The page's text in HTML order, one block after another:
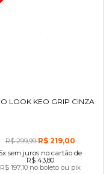
LOOK KEO GRIP CINZA
R$ 299,99R$ 219,00
sem juros no cartãode
R$ 43,80
R$ 197,10 no boleto ou pix